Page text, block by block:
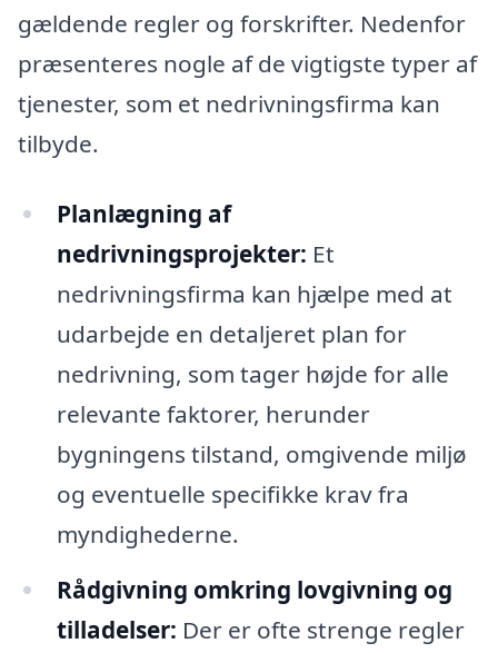
gældende regler og forskrifter. Nedenfor
præsenteres nogle af de vigtigste typer af
tjenester, som et nedrivningsfirma kan
tilbyde.
Planlægning af
nedrivningsprojekter: Et
nedrivningsfirma kan hjælpe med at
udarbejde en detaljeret plan for
nedrivning, som tager højde for alle
relevante faktorer, herunder
bygningens tilstand, omgivende miljø
og eventuelle specifikke krav fra
myndighederne.
Rådgivning omkring lovgivning og
tilladelser: Der er ofte strenge regler